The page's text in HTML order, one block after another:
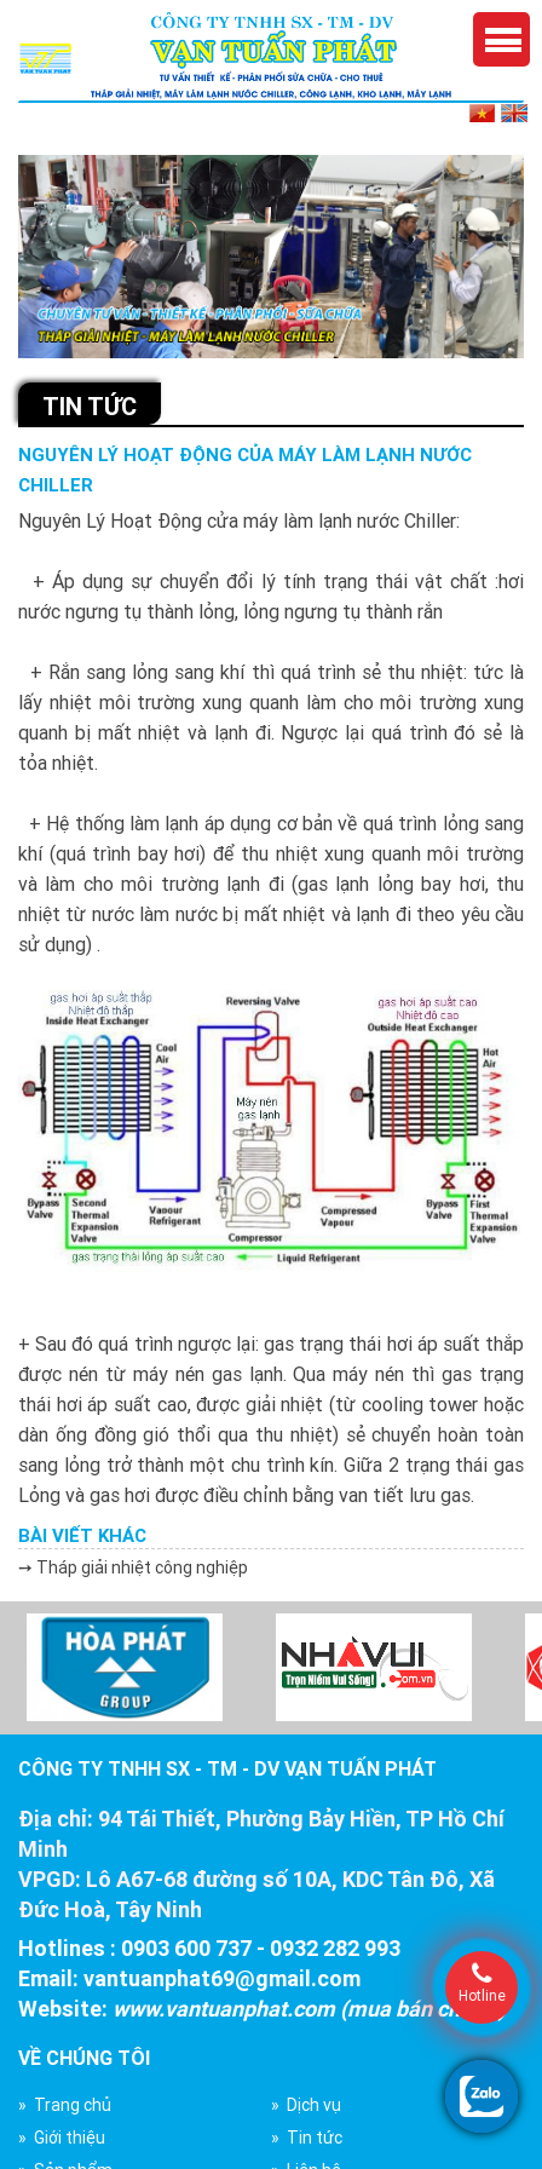
TIN TỨC
NGUYÊN LÝ HOẠT ĐỘNG CỦA MÁY LÀM LẠNH NƯỚC
CHILLER
Nguyên Lý Hoạt Động cửa máy làm lạnh nước Chiller:
+ Áp dụng sự chuyển đổi lý tính trạng thái vật chất :hơi
nước ngưng tụ thành lỏng, lỏng ngưng tụ thành rắn
+ Rắn sang lỏng sang khí thì quá trình sẻ thu nhiệt: tức là
lấy nhiệt môi trường xung quanh làm cho môi trường xung
quanh bị mất nhiệt và lạnh đi. Ngược lại quá trình đó sẻ là
tỏa nhiệt.
+ Hệ thống làm lạnh áp dụng cơ bản về quá trình lỏng sang
khí (quá trình bay hơi) để thu nhiệt xung quanh môi trường
và làm cho môi trường lạnh đi (gas lạnh lỏng bay hơi, thu
nhiệt từ nước làm nước bị mất nhiệt và lạnh đi theo yêu cầu
sử dụng) .
+ Sau đó quá trình ngược lại: gas trạng thái hơi áp suất thắp
được nén từ máy nén gas lạnh. Qua máy nén thì gas trạng
thái hơi áp suất cao, được giải nhiệt (từ cooling tower hoặc
dàn ống đồng gió thổi qua thu nhiệt) sẻ chuyển hoàn toàn
sang lỏng trở thành một chu trình kín. Giữa 2 trạng thái gas
Lỏng và gas hơi được điều chỉnh bằng van tiết lưu gas.
BÀI VIẾT KHÁC
➙ Tháp giải nhiệt công nghiệp
CÔNG TY TNHH SX - TM - DV VẠN TUẤN PHÁT
Địa chỉ: 94 Tái Thiết, Phường Bảy Hiền, TP Hồ Chí
Minh
VPGD: Lô A67-68 đường số 10A, KDC Tân Đô, Xã
Đức Hoà, Tây Ninh
Hotlines : 0903 600 737 - 0932 282 993
Email: vantuanphat69@gmail.com
Website: www.vantuanphat.com (mua bán chiller)
VỀ CHÚNG TÔI
» Trang chủ
» Dịch vụ
» Giới thiệu
» Tin tức
Hotline